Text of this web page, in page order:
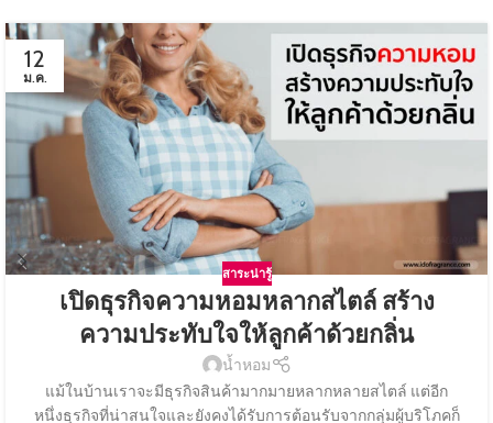
12
ม.ค.
สาระน่ารู้
เปิดธุรกิจความหอมหลากสไตล์ สร้าง
ความประทับใจให้ลูกค้าด้วยกลิ่น
น้ำหอม
แม้ในบ้านเราจะมีธุรกิจสินค้ามากมายหลากหลายสไตล์ แต่อีก
หนึ่งธุรกิจที่น่าสนใจและยังคงได้รับการต้อนรับจากกลุ่มผู้บริโภคก็